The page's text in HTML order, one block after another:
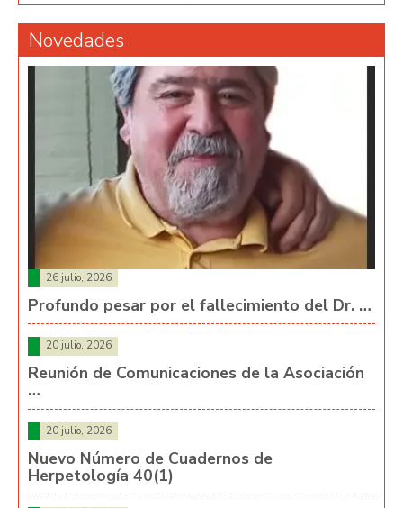
Novedades
26 julio, 2026
Profundo pesar por el fallecimiento del Dr. …
20 julio, 2026
Reunión de Comunicaciones de la Asociación
…
20 julio, 2026
Nuevo Número de Cuadernos de
Herpetología 40(1)